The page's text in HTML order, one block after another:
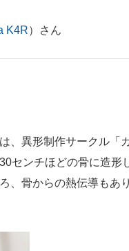
K4R）さん
、異形制作サークル「
センチほどの骨に造形
、骨からの熱伝導もあ